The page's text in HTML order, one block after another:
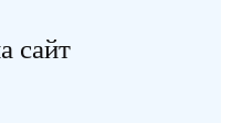
сайт